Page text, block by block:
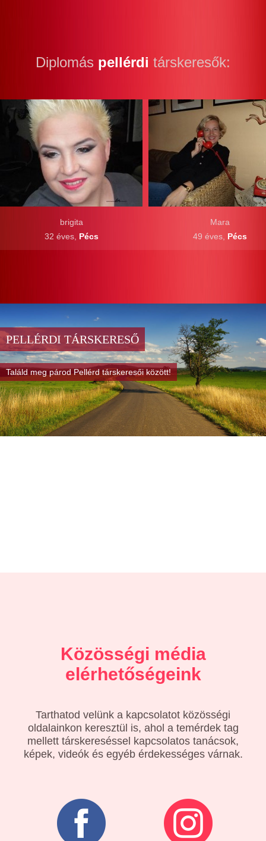
Diplomás pellérdi társkeresők:
brigita
32 éves, Pécs
Mara
49 éves, Pécs
PELLÉRDI TÁRSKERESŐ
Találd meg párod Pellérd társkeresői között!
Közösségi média
elérhetőségeink
Tarthatod velünk a kapcsolatot közösségi
oldalainkon keresztül is, ahol a temérdek tag
mellett társkereséssel kapcsolatos tanácsok,
képek, videók és egyéb érdekességes várnak.